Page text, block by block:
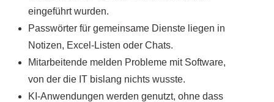
eingeführt wurden.
Passwörter für gemeinsame Dienste liegen in
Notizen, Excel-Listen oder Chats.
Mitarbeitende melden Probleme mit Software,
von der die IT bislang nichts wusste.
KI-Anwendungen werden genutzt, ohne dass